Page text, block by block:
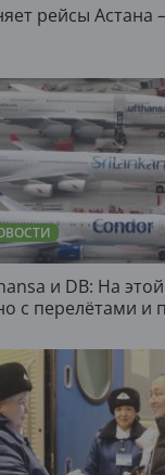
рейсы Астана
и DB: На
с перелётами и